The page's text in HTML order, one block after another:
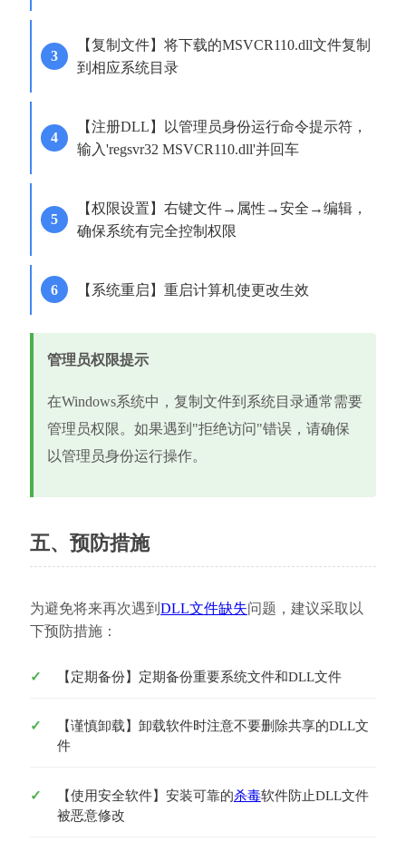
【复制文件】将下载的MSVCR110.dll文件复制
到相应系统目录
【注册DLL】以管理员身份运行命令提示符，
输入'regsvr32 MSVCR110.dll'并回车
【权限设置】右键文件→属性→安全→编辑，
确保系统有完全控制权限
【系统重启】重启计算机使更改生效
管理员权限提示
在Windows系统中，复制文件到系统目录通常需要
管理员权限。如果遇到"拒绝访问"错误，请确保
以管理员身份运行操作。
五、预防措施
为避免将来再次遇到 DLL文件缺失问题，建议采取以
下预防措施：
【定期备份】定期备份重要系统文件和DLL文件
【谨慎卸载】卸载软件时注意不要删除共享的DLL文
件
【使用安全软件】安装可靠的杀毒软件防止DLL文件
被恶意修改